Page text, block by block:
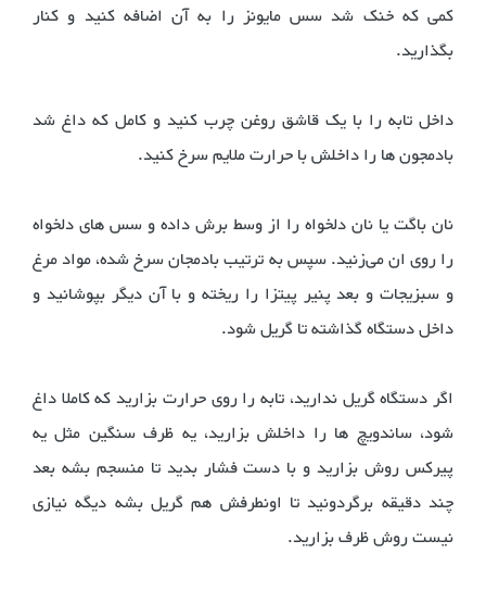
کمی که خنک شد سس مایونز را به آن اضافه کنید و کنار
بگذارید.
داخل تابه را با یک قاشق روغن چرب کنید و کامل که داغ شد
بادمجون ها را داخلش با حرارت ملایم سرخ کنید.
نان باگت یا نان دلخواه را از وسط برش داده و سس های دلخواه
را روی ان می‌زنید. سپس به ترتیب بادمجان سرخ شده، مواد مرغ
و سبزیجات و بعد پنیر پیتزا را ریخته و با آن دیگر بپوشانید و
داخل دستگاه گذاشته تا گریل شود.
اگر دستگاه گریل ندارید، تابه را روی حرارت بزارید که کاملا داغ
شود، ساندویچ ها را داخلش بزارید، یه ظرف سنگین مثل یه
پیرکس روش بزارید و با دست فشار بدید تا منسجم بشه بعد
چند دقیقه برگردونید تا اونطرفش هم گریل بشه دیگه نیازی
نیست روش ظرف بزارید.